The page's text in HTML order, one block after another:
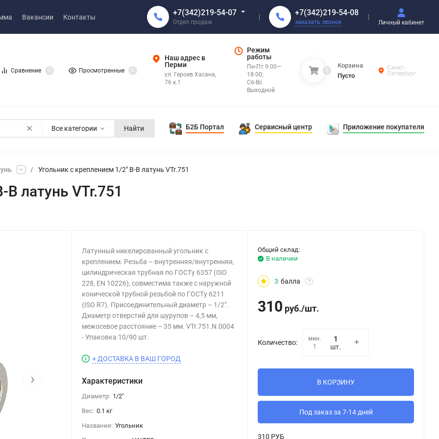
Вакансии Контакты +7(342)219-54-07
Отдел продаж
+7(342)219-54-08
заказать звонок Личный кабинет
Сравнение 0 Просмотренные 0
Наш адрес в
Перми
ул. Героев Хасана,
76 к.1
Режим
работы
Пн-Пт 9:00—
18:00;
Сб-Вс
Выходной
0
Корзина
Пусто
Санкт-
Петербург
Все категории Найти Б2Б Портал Сервисный центр Приложение покупателя
/ Угольник с креплением 1/2" В-В латунь VTr.751
латунь VTr.751
›
Латунный никелированный угольник с
креплением. Резьба – внутренняя/внутренняя,
цилиндрическая трубная по ГОСТу 6357 (ISO
228, EN 10226), совместима также с наружной
конической трубной резьбой по ГОСТу 6211
(ISO R7). Присоединительный диаметр – 1/2".
Диаметр отверстий для шурупов – 4,5 мм,
межосевое расстояние – 35 мм. VTr.751.N.0004
- Упаковка 10/90 шт.
+ ДОСТАВКА В ВАШ ГОРОД
Характеристики
Диаметр: 1/2"
Вес: 0.1 кг
Название: Угольник
Общий склад:
В наличии
3 балла ?
310 руб./шт.
Количество:
мин.
1
шт.
В КОРЗИНУ
Под заказ за 7-14 дней
310 РУБ